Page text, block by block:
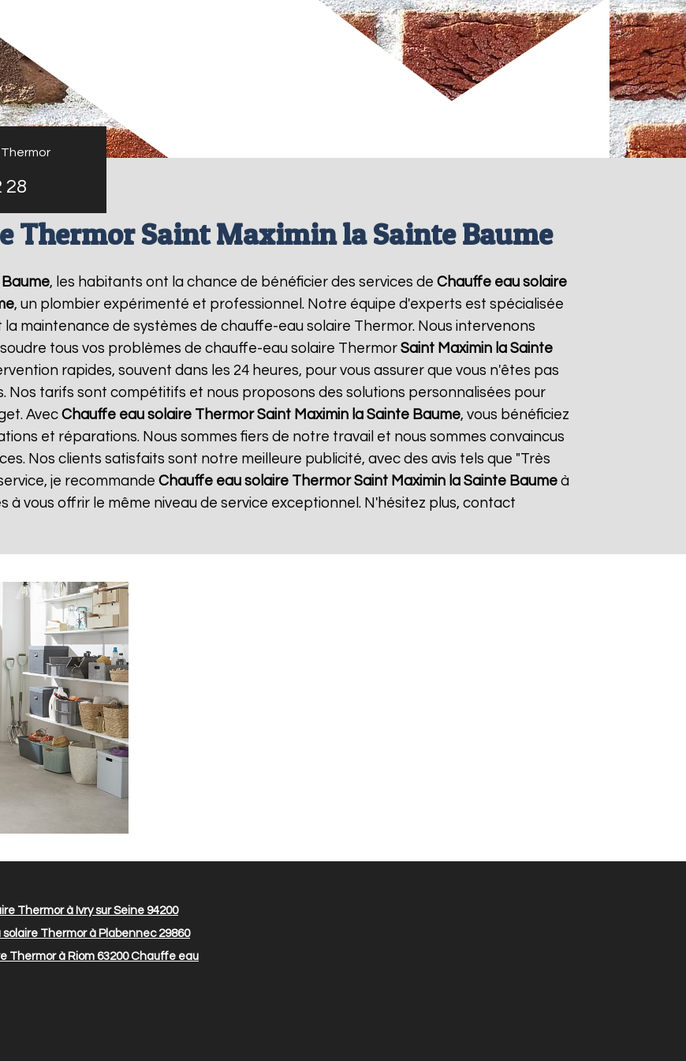
28
Thermor Saint Maximin la Sainte Baume
, les habitants ont la chance de bénéficier des services de Chauffe eau solaire
, un plombier expérimenté et professionnel. Notre équipe d'experts est spécialisée
maintenance de systèmes de chauffe-eau solaire Thermor. Nous intervenons
tous vos problèmes de chauffe-eau solaire Thermor Saint Maximin la Sainte
rapides, souvent dans les 24 heures, pour vous assurer que vous n'êtes pas
Nos tarifs sont compétitifs et nous proposons des solutions personnalisées pour
Avec Chauffe eau solaire Thermor Saint Maximin la Sainte Baume, vous bénéficiez
et réparations. Nous sommes fiers de notre travail et nous sommes convaincus
Nos clients satisfaits sont notre meilleure publicité, avec des avis tels que "Très
je recommande Chauffe eau solaire Thermor Saint Maximin la Sainte Baume à
à vous offrir le même niveau de service exceptionnel. N'hésitez plus, contact
Thermor à Ivry sur Seine 94200
Thermor à Plabennec 29860
Thermor à Riom 63200Chauffe eau